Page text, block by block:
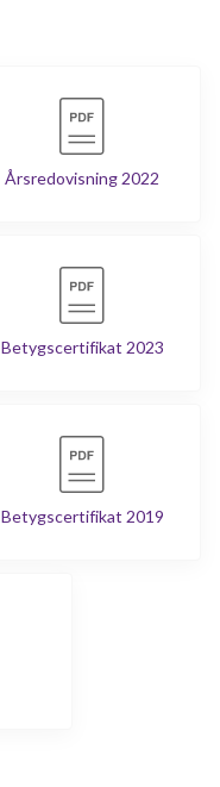
Årsredovisning 2022
Betygscertifikat 2023
Betygscertifikat 2019